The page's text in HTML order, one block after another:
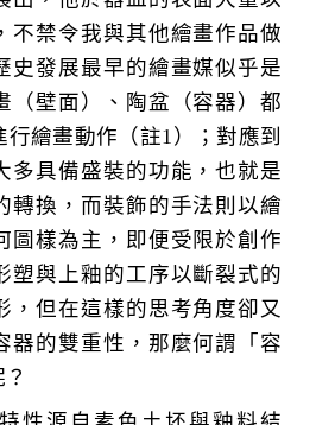
不禁令我與其他繪畫作品做
史發展最早的繪畫媒似乎是
（壁面）、陶盆（容器）都
繪畫動作（註1）；對應到
多具備盛裝的功能，也就是
轉換，而裝飾的手法則以繪
圖樣為主，即便受限於創作
塑與上釉的工序以斷裂式的
，但在這樣的思考角度卻又
器的雙重性，那麼何謂「容